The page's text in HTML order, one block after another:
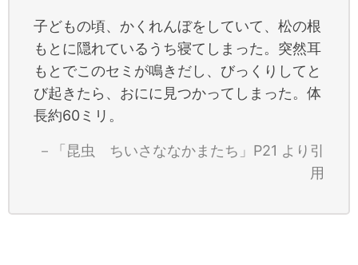
子どもの頃、かくれんぼをしていて、松の根
もとに隠れているうち寝てしまった。突然耳
もとでこのセミが鳴きだし、びっくりしてと
び起きたら、おにに見つかってしまった。体
長約60ミリ。
－「昆虫 ちいさななかまたち」P21 より引
用